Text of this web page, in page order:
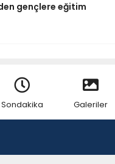
gençlere eğitim
Sondakika Galeriler